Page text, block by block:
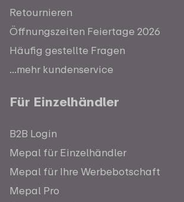
Retournieren
Öffnungszeiten Feiertage 2026
Häufig gestellte Fragen
...mehr kundenservice
Für Einzelhändler
B2B Login
Mepal für Einzelhändler
Mepal für Ihre Werbebotschaft
Mepal Pro